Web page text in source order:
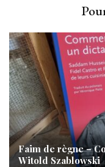
Faim de règne –
Witold Szablowski